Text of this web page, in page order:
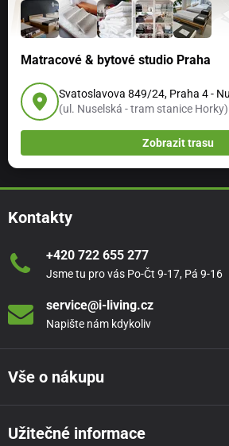
Matracové & bytové studio Praha
Svatoslavova 849/24, Praha 4 -
(ul. Nuselská - tram stanice Horky)
Zobrazit trasu
Kontakty
+420 722 655 277
Jsme tu pro vás Po-Čt 9-17, Pá 9-16
service@i-living.cz
Napište nám kdykoliv
Vše o nákupu
Užitečné informace